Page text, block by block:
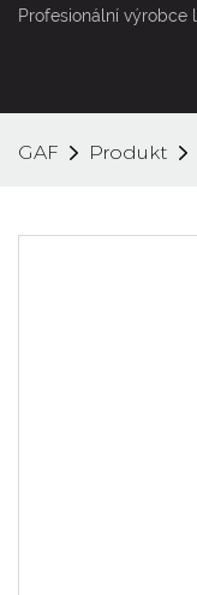
Profesionální výrobce
GAF Produkt